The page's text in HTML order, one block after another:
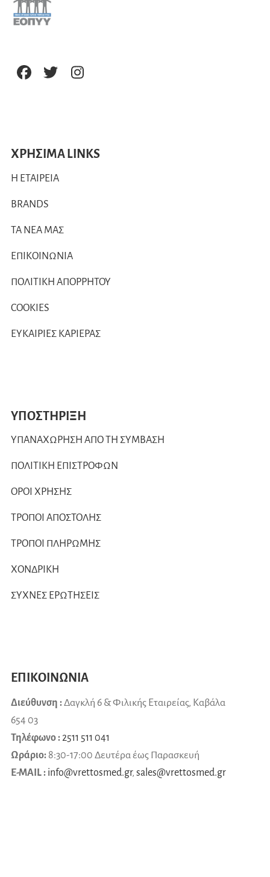
ΧΡΗΣΙΜΑ LINKS
Η ΕΤΑΙΡΕΙΑ
BRANDS
ΤΑ ΝΕΑ ΜΑΣ
ΕΠΙΚΟΙΝΩΝΙΑ
ΠΟΛΙΤΙΚΗ ΑΠΟΡΡΗΤΟΥ
COOKIES
ΕΥΚΑΙΡΙΕΣ ΚΑΡΙΕΡΑΣ
ΥΠΟΣΤΗΡΙΞΗ
ΥΠΑΝΑΧΩΡΗΣΗ ΑΠΟ ΤΗ ΣΥΜΒΑΣΗ
ΠΟΛΙΤΙΚΗ ΕΠΙΣΤΡΟΦΩΝ
ΟΡΟΙ ΧΡΗΣΗΣ
ΤΡΟΠΟΙ ΑΠΟΣΤΟΛΗΣ
ΤΡΟΠΟΙ ΠΛΗΡΩΜΗΣ
ΧΟΝΔΡΙΚΗ
ΣΥΧΝΕΣ ΕΡΩΤΗΣΕΙΣ
ΕΠΙΚΟΙΝΩΝΙΑ
Διεύθυνση :Δαγκλή 6 & Φιλικής Εταιρείας, Καβάλα
654 03
Τηλέφωνο :2511 511 041
Ωράριο: 8:30-17:00 Δευτέρα έως Παρασκευή
E-MAIL : info@vrettosmed.gr, sales@vrettosmed.gr